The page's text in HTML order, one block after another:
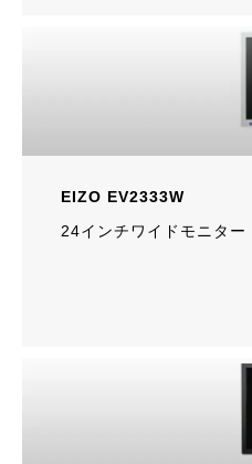
EIZO EV2333W
24インチワイドモニター